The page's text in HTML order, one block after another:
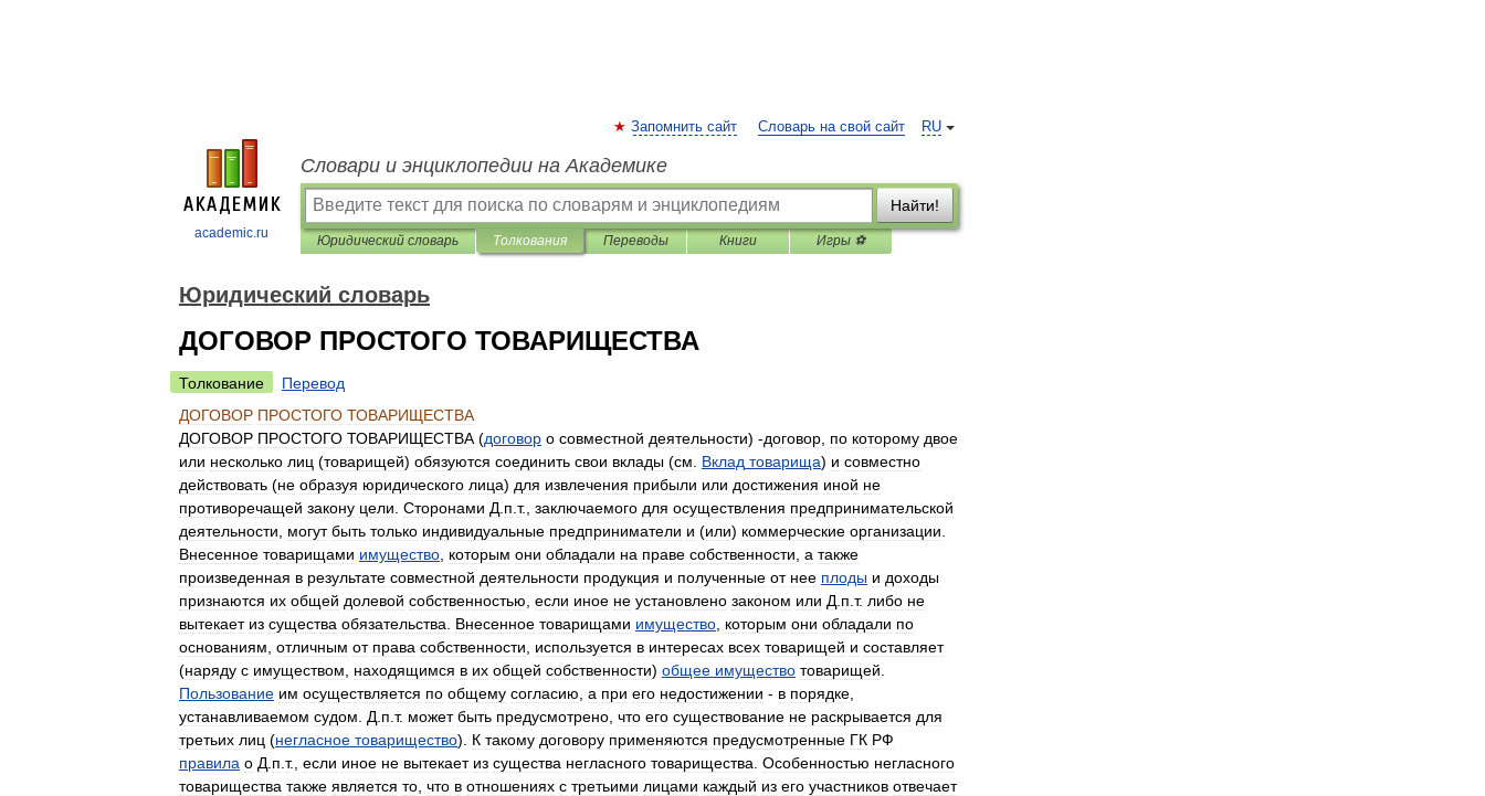
academic.ru
RU
Запомнить сайт Словарь на свой сайт
Словари и энциклопедии на Академике
Найти!
Юридический словарь Толкования Переводы Книги Игры ⚽
Юридический словарь
ДОГОВОР ПРОСТОГО ТОВАРИЩЕСТВА
Толкование
Перевод
ДОГОВОР ПРОСТОГО ТОВАРИЩЕСТВА
ДОГОВОР ПРОСТОГО ТОВАРИЩЕСТВА (договор о совместной деятельности) -договор по которому двое
или несколько лиц (товарищей) обязуются соединить свои вклады (см Вклад товарища) и совместно
действовать (не образуя юридического лица) для извлечения прибыли или достижения иной не
противоречащей закону цели Сторонами Д п т., заключаемого для осуществления предпринимательской
деятельности
могут быть только индивидуальные предприниматели и (или) коммерческие организации
Внесенное товарищами имущество которым они обладали на праве собственности а также
произведенная в результате совместной деятельности продукция и полученные от нее плоды и доходы
признаются их общей долевой собственностью если иное не установлено законом или Д п т. либо не
вытекает из существа обязательства Внесенное товарищами имущество которым они обладали по
основаниям отличным от права собственности используется в интересах всех товарищей и составляет
(наряду с имуществом находящимся в их общей собственности) общее имущество товарищей
Пользование им осуществляется по общему согласию а при его недостижении - в порядке
устанавливаемом судом Д п т. может быть предусмотрено что его существование не раскрывается для
третьих лиц (негласное товарищество). К такому договору применяются предусмотренные ГК РФ
правила о Д п т., если иное не вытекает из существа негласного товарищества Особенностью негласного
товарищества также является то что в отношениях с третьими лицами каждый из его участников отвечает